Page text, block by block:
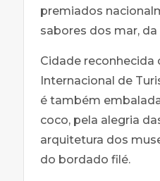
premiados
sabores dos mar,
Cidade reconhecida
Internacional de
é também
coco, pela alegria
arquitetura dos
do bordado filé.